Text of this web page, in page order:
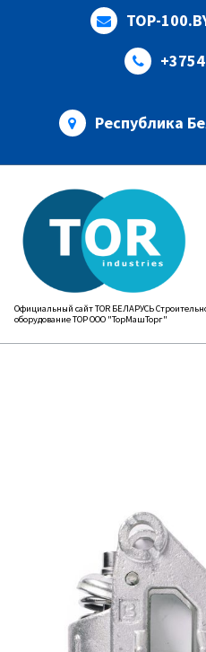
TOP-
Республика
Официальный сайт TOR БЕЛАРУСЬ
оборудование ТОР ООО "ТорМашТорг"